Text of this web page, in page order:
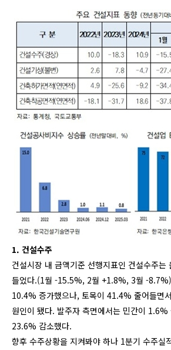
1. 건설수주
건설시장 내 금액기준 선행지표인 건설수주
들었다.(1월 -15.5%, 2월 +1.8%, 3월 -
10.4% 증가했으나, 토목이 41.4% 줄어들면
원인이 됐다. 발주자 측면에서는 민간이
23.6% 감소했다.
향후 수주상황을 지켜봐야 하나 1분기 수주실